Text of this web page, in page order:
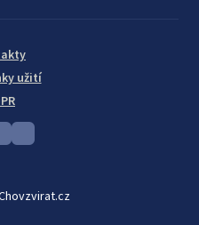
užití